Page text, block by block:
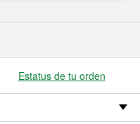
Estatus de tu orden